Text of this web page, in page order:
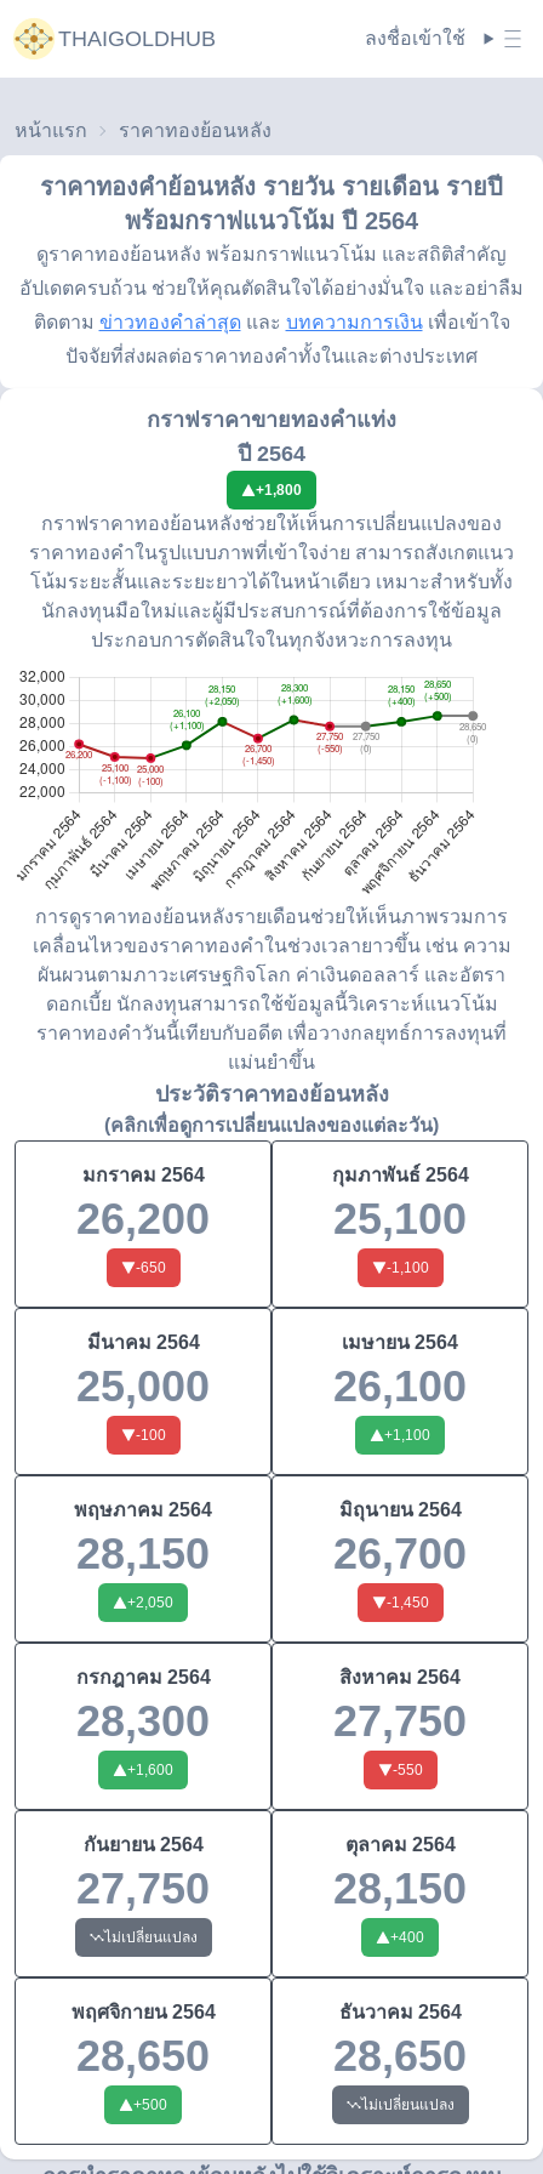
THAIGOLDHUB ลงชื่อเข้าใช้
หน้าแรก ราคาทองย้อนหลัง
ราคาทองคำย้อนหลัง รายวัน รายเดือน รายปี
พร้อมกราฟแนวโน้ม ปี 2564
ดูราคาทองย้อนหลัง พร้อมกราฟแนวโน้ม และสถิติสำคัญ
อัปเดตครบถ้วน ช่วยให้คุณตัดสินใจได้อย่างมั่นใจ และอย่าลืม
ติดตาม ข่าวทองคำล่าสุด และ บทความการเงิน เพื่อเข้าใจ
ปัจจัยที่ส่งผลต่อราคาทองคำทั้งในและต่างประเทศ
กราฟราคาขายทองคำแท่ง
ปี 2564
+1,800
กราฟราคาทองย้อนหลังช่วยให้เห็นการเปลี่ยนแปลงของ
ราคาทองคำในรูปแบบภาพที่เข้าใจง่าย สามารถสังเกตแนว
โน้มระยะสั้นและระยะยาวได้ในหน้าเดียว เหมาะสำหรับทั้ง
นักลงทุนมือใหม่และผู้มีประสบการณ์ที่ต้องการใช้ข้อมูล
ประกอบการตัดสินใจในทุกจังหวะการลงทุน
การดูราคาทองย้อนหลังรายเดือนช่วยให้เห็นภาพรวมการ
เคลื่อนไหวของราคาทองคำในช่วงเวลายาวขึ้น เช่น ความ
ผันผวนตามภาวะเศรษฐกิจโลก ค่าเงินดอลลาร์ และอัตรา
ดอกเบี้ย นักลงทุนสามารถใช้ข้อมูลนี้วิเคราะห์แนวโน้ม
ราคาทองคำวันนี้เทียบกับอดีต เพื่อวางกลยุทธ์การลงทุนที่
แม่นยำขึ้น
ประวัติราคาทองย้อนหลัง
(คลิกเพื่อดูการเปลี่ยนแปลงของแต่ละวัน)
มกราคม 2564
26,200
-650
กุมภาพันธ์ 2564
25,100
-1,100
มีนาคม 2564
25,000
-100
เมษายน 2564
26,100
+1,100
พฤษภาคม 2564
28,150
+2,050
มิถุนายน 2564
26,700
-1,450
กรกฎาคม 2564
28,300
+1,600
สิงหาคม 2564
27,750
-550
กันยายน 2564
27,750
ไม่เปลี่ยนแปลง
ตุลาคม 2564
28,150
+400
พฤศจิกายน 2564
28,650
+500
ธันวาคม 2564
28,650
ไม่เปลี่ยนแปลง